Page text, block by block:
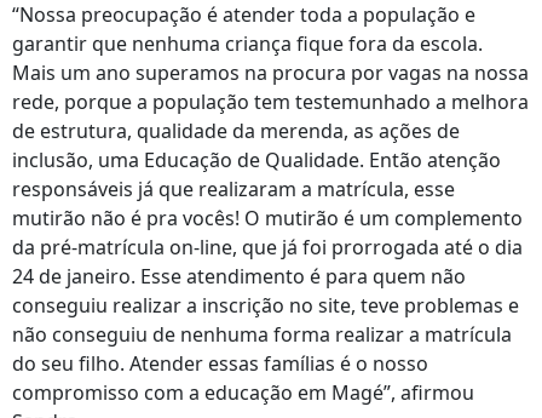
“Nossa preocupação é atender toda a população e
garantir que nenhuma criança fique fora da escola.
Mais um ano superamos na procura por vagas na nossa
rede, porque a população tem testemunhado a melhora
de estrutura, qualidade da merenda, as ações de
inclusão, uma Educação de Qualidade. Então atenção
responsáveis já que realizaram a matrícula, esse
mutirão não é pra vocês! O mutirão é um complemento
da pré-matrícula on-line, que já foi prorrogada até o dia
24 de janeiro. Esse atendimento é para quem não
conseguiu realizar a inscrição no site, teve problemas e
não conseguiu de nenhuma forma realizar a matrícula
do seu filho. Atender essas famílias é o nosso
compromisso com a educação em Magé”, afirmou